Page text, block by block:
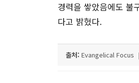
경력을 쌓았음에도 불
다고 밝혔다.
출처: Evangelical Focus |